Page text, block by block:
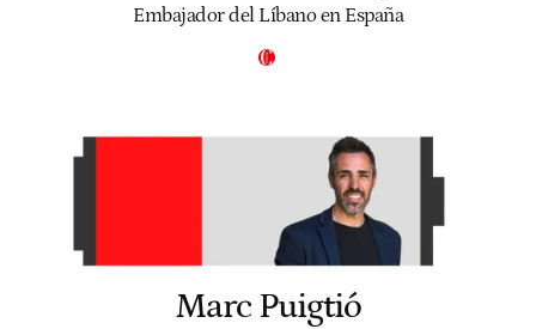
Embajador del Líbano en España
Marc Puigtió